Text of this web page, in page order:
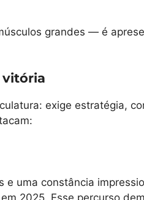
grandes — é
vitória
exige estratégia,
uma constância